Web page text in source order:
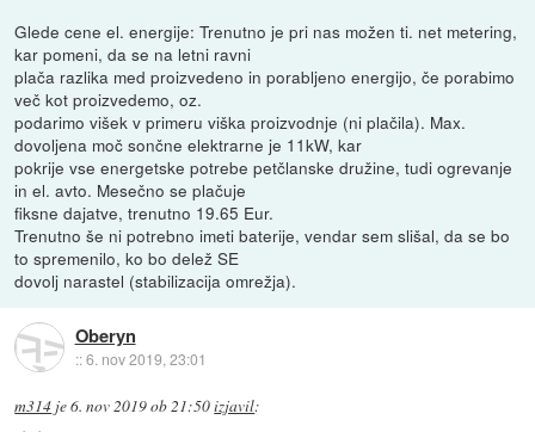
Glede cene el. energije: Trenutno je pri nas možen ti. net metering,
kar pomeni, da se na letni ravni
plača razlika med proizvedeno in porabljeno energijo, če porabimo
več kot proizvedemo, oz.
podarimo višek v primeru viška proizvodnje (ni plačila). Max.
dovoljena moč sončne elektrarne je 11kW, kar
pokrije vse energetske potrebe petčlanske družine, tudi ogrevanje
in el. avto. Mesečno se plačuje
fiksne dajatve, trenutno 19.65 Eur.
Trenutno še ni potrebno imeti baterije, vendar sem slišal, da se bo
to spremenilo, ko bo delež SE
dovolj narastel (stabilizacija omrežja).
Oberyn
::6. nov 2019, 23:01
m314 je6. nov 2019 ob 21:50izjavil: